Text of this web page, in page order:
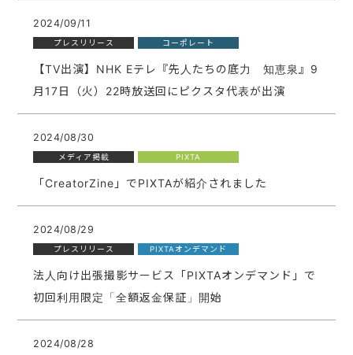
2024/09/11
プレスリリース コーポレート
【TV出演】NHK Eテレ『先人たちの底力 知恵泉』9
月17日（火）22時放送回にピクスタ代表が出演
2024/08/30
メディア掲載 PIXTA
「CreatorZine」でPIXTAが紹介されました
2024/08/29
プレスリリース PIXTAオンデマンド
法人向け出張撮影サービス「PIXTAオンデマンド」で
初回利用限定「全額返金保証」開始
2024/08/28